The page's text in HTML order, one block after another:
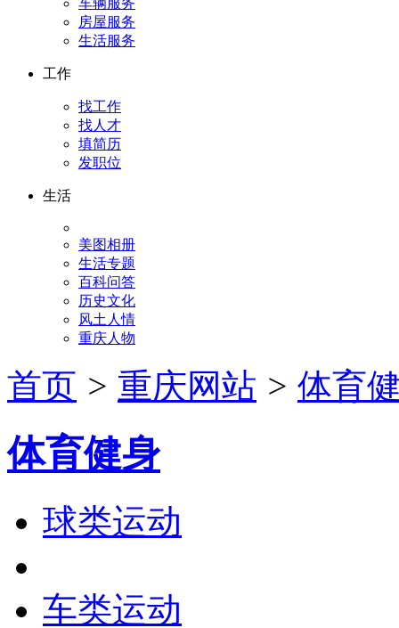
车辆服务
房屋服务
生活服务
工作
找工作
找人才
填简历
发职位
生活
美图相册
生活专题
百科问答
历史文化
风土人情
重庆人物
首页 > 重庆网站 > 体育
体育健身
球类运动
车类运动